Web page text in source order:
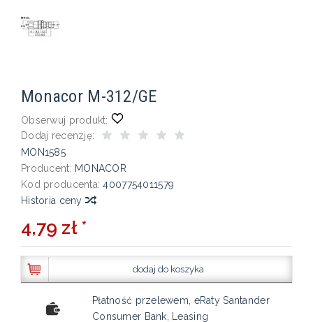
Monacor M-312/GE
Obserwuj produkt:
Dodaj recenzję:
MON1585
Producent: MONACOR
Kod producenta: 4007754011579
Historia ceny
4,79 zł *
dodaj do koszyka
Płatność przelewem, eRaty Santander
Consumer Bank, Leasing